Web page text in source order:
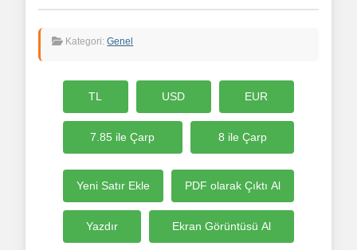
Kategori:Genel
TL USD EUR
7.85 ile Çarp 8 ile Çarp
Yeni Satır Ekle PDF olarak Çıktı Al
Yazdır Ekran Görüntüsü Al